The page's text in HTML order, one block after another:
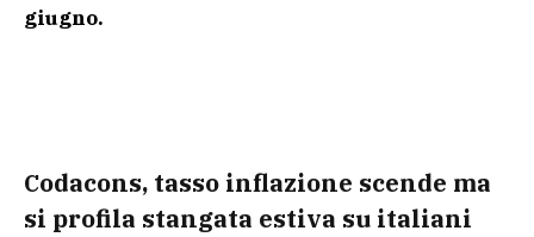
giugno.
Codacons, tasso inflazione scende ma
si profila stangata estiva su italiani